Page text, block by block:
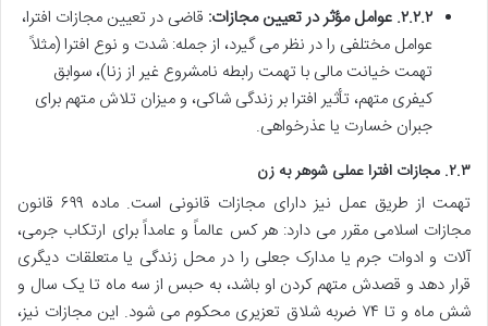
۲.۲.۲. عوامل مؤثر در تعیین مجازات:
قاضی در تعیین مجازات افترا،
عوامل مختلفی را در نظر می گیرد، از جمله: شدت و نوع افترا (مثلاً
تهمت خیانت مالی با تهمت رابطه نامشروع غیر از زنا)، سوابق
کیفری متهم، تأثیر افترا بر زندگی شاکی، و میزان تلاش متهم برای
جبران خسارت یا عذرخواهی.
۲.۳. مجازات افترا عملی شوهر به زن
تهمت از طریق عمل نیز دارای مجازات قانونی است. ماده ۶۹۹ قانون
مجازات اسلامی مقرر می دارد: هر کس عالماً و عامداً برای ارتکاب جرمی،
آلات و ادوات جرم یا مدارک جعلی را در محل زندگی یا متعلقات دیگری
قرار دهد و قصدش متهم کردن او باشد، به حبس از سه ماه تا یک سال و
شش ماه و تا ۷۴ ضربه شلاق تعزیری محکوم می شود. این مجازات نیز،